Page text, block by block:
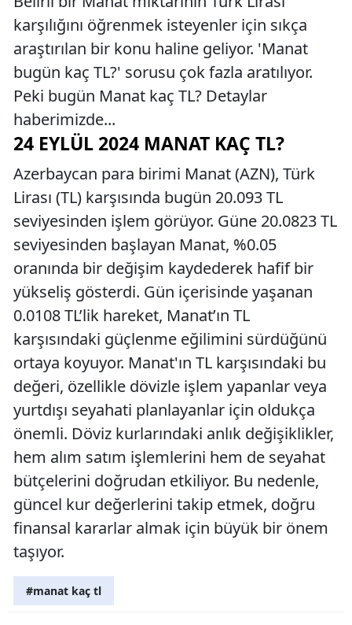
karşılığını öğrenmek isteyenler için sıkça
araştırılan bir konu haline geliyor. 'Manat
bugün kaç TL?' sorusu çok fazla aratılıyor.
Peki bugün Manat kaç TL? Detaylar
haberimizde...
24 EYLÜL 2024 MANAT KAÇ TL?
Azerbaycan para birimi Manat (AZN), Türk
Lirası (TL) karşısında bugün 20.093 TL
seviyesinden işlem görüyor. Güne 20.0823 TL
seviyesinden başlayan Manat, %0.05
oranında bir değişim kaydederek hafif bir
yükseliş gösterdi. Gün içerisinde yaşanan
0.0108 TL’lik hareket, Manat’ın TL
karşısındaki güçlenme eğilimini sürdüğünü
ortaya koyuyor. Manat'ın TL karşısındaki bu
değeri, özellikle dövizle işlem yapanlar veya
yurtdışı seyahati planlayanlar için oldukça
önemli. Döviz kurlarındaki anlık değişiklikler,
hem alım satım işlemlerini hem de seyahat
bütçelerini doğrudan etkiliyor. Bu nedenle,
güncel kur değerlerini takip etmek, doğru
finansal kararlar almak için büyük bir önem
taşıyor.
#manat kaç tl